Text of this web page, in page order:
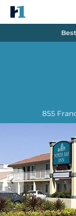
855